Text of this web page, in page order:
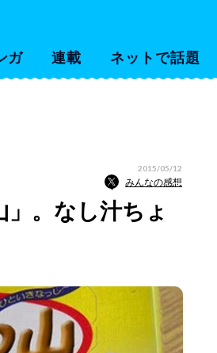
ガ 連載 ネットで話題
2015/05/12
みんなの感想
」。なし汁ちょ